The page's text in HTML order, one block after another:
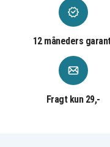
12 måneders
Fragt kun 29,-